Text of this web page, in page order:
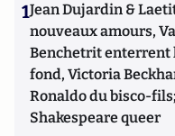
1Jean Dujardin &
nouveaux amours,
Benchetrit enterrent
fond, Victoria
Ronaldo du bisco-
Shakespeare queer